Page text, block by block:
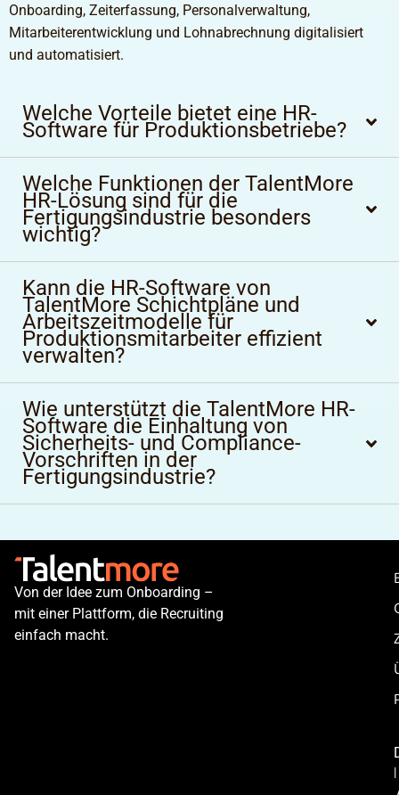
Onboarding, Zeiterfassung, Personalverwaltung,
Mitarbeiterentwicklung und Lohnabrechnung digitalisiert
und automatisiert.
Welche Vorteile bietet eine HR-
Software für Produktionsbetriebe?
Welche Funktionen der TalentMore
HR-Lösung sind für die
Fertigungsindustrie besonders
wichtig?
Kann die HR-Software von
TalentMore Schichtpläne und
Arbeitszeitmodelle für
Produktionsmitarbeiter effizient
verwalten?
Wie unterstützt die TalentMore HR-
Software die Einhaltung von
Sicherheits- und Compliance-
Vorschriften in der
Fertigungsindustrie?
Von der Idee zum Onboarding –
mit einer Plattform, die Recruiting
einfach macht.
|